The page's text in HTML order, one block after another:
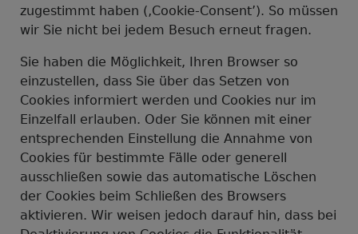
zugestimmt haben (‚Cookie-Consent’). So müssen
wir Sie nicht bei jedem Besuch erneut fragen.
Sie haben die Möglichkeit, Ihren Browser so
einzustellen, dass Sie über das Setzen von
Cookies informiert werden und Cookies nur im
Einzelfall erlauben. Oder Sie können mit einer
entsprechenden Einstellung die Annahme von
Cookies für bestimmte Fälle oder generell
ausschließen sowie das automatische Löschen
der Cookies beim Schließen des Browsers
aktivieren. Wir weisen jedoch darauf hin, dass bei